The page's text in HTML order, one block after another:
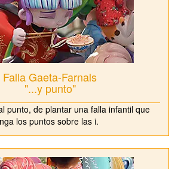
Falla Gaeta-Farnals
"...y punto"
punto, de plantar una falla infantil que
los puntos sobre las i.